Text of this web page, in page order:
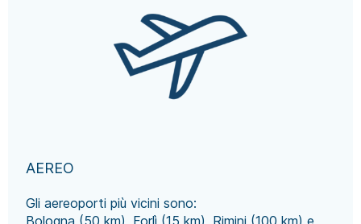
AEREO
Gli aereoporti più vicini sono:
Bologna (50 km), Forlì (15 km), Rimini (100 km) e